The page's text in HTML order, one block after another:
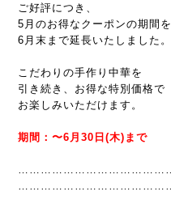
ご好評につき、
5月のお得なクーポンの期間を
6月末まで延長いたしました 。
こだわりの手作り中華を
引き続き、お得な特別価格で
お楽しみいただけます。
期間： 〜6月30日(木)まで